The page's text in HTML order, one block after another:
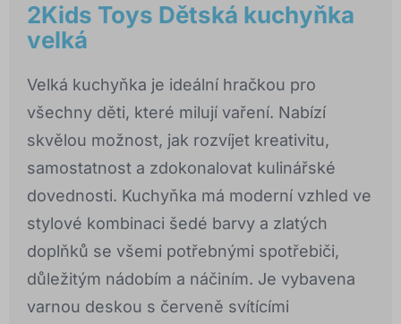
2Kids Toys Dětská kuchyňka
velká
Velká kuchyňka je ideální hračkou pro
všechny děti, které milují vaření. Nabízí
skvělou možnost, jak rozvíjet kreativitu,
samostatnost a zdokonalovat kulinářské
dovednosti. Kuchyňka má moderní vzhled ve
stylové kombinaci šedé barvy a zlatých
doplňků se všemi potřebnými spotřebiči,
důležitým nádobím a náčiním. Je vybavena
varnou deskou s červeně svítícími